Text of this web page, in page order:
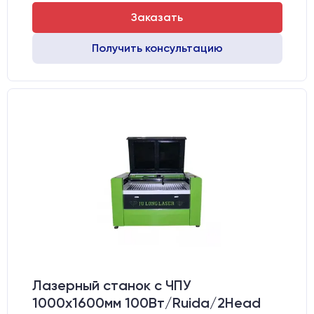
Заказать
Получить консультацию
Лазерный станок c ЧПУ
1000х1600мм 100Вт/Ruida/2Head